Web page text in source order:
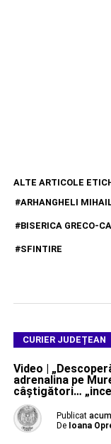
ALTE ARTICOLE
ARHANGHELI
BISERICA GRECO-
SFINTIRE
CURIER JUDEȚEAN
Video |
adrenalina pe
câștigători…
Publicat
De Ioana